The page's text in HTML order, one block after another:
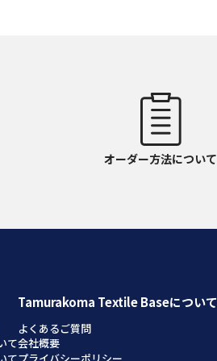
オーダー方法について
て
て
Tamurakoma Textile Baseについて
よくあるご質問
会社概要
プライバシーポリシー